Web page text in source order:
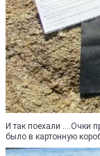
И так поехали ....Очки
было в картонную